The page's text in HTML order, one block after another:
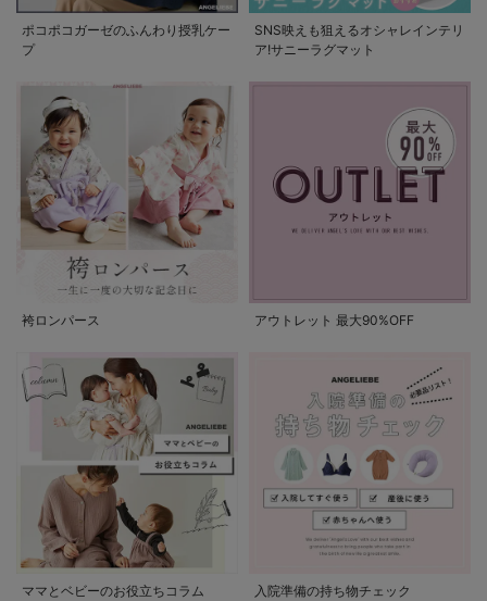
ポコポコガーゼのふんわり授乳ケー
プ
SNS映えも狙えるオシャレインテリ
ア!サニーラグマット
袴ロンパース アウトレット 最大90%OFF
ママとベビーのお役立ちコラム 入院準備の持ち物チェック